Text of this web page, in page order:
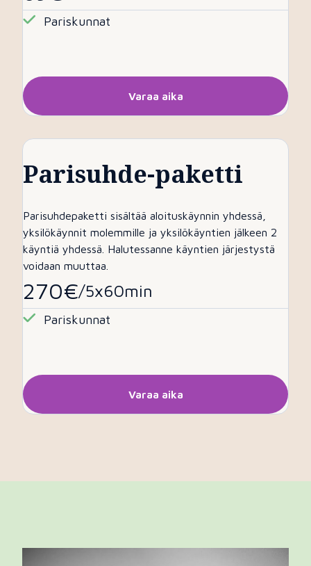
Pariskunnat
Varaa aika
Parisuhde-paketti
Parisuhdepaketti sisältää aloituskäynnin yhdessä,
yksilökäynnit molemmille ja yksilökäyntien jälkeen 2
käyntiä yhdessä. Halutessanne käyntien järjestystä
voidaan muuttaa.
270€/5x60min
Pariskunnat
Varaa aika